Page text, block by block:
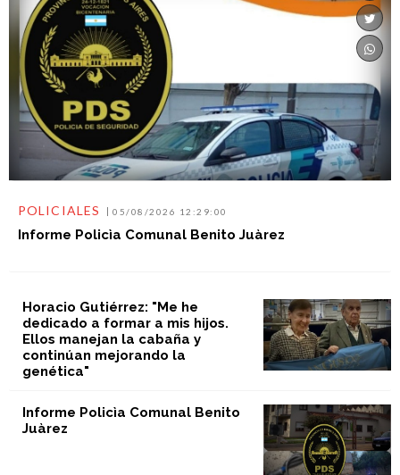
POLICIALES 05/08/2026 12:29:00
Informe Policìa Comunal Benito Juàrez
Horacio Gutiérrez: "Me he
dedicado a formar a mis hijos.
Ellos manejan la cabaña y
continúan mejorando la
genética"
Informe Policìa Comunal Benito
Juàrez